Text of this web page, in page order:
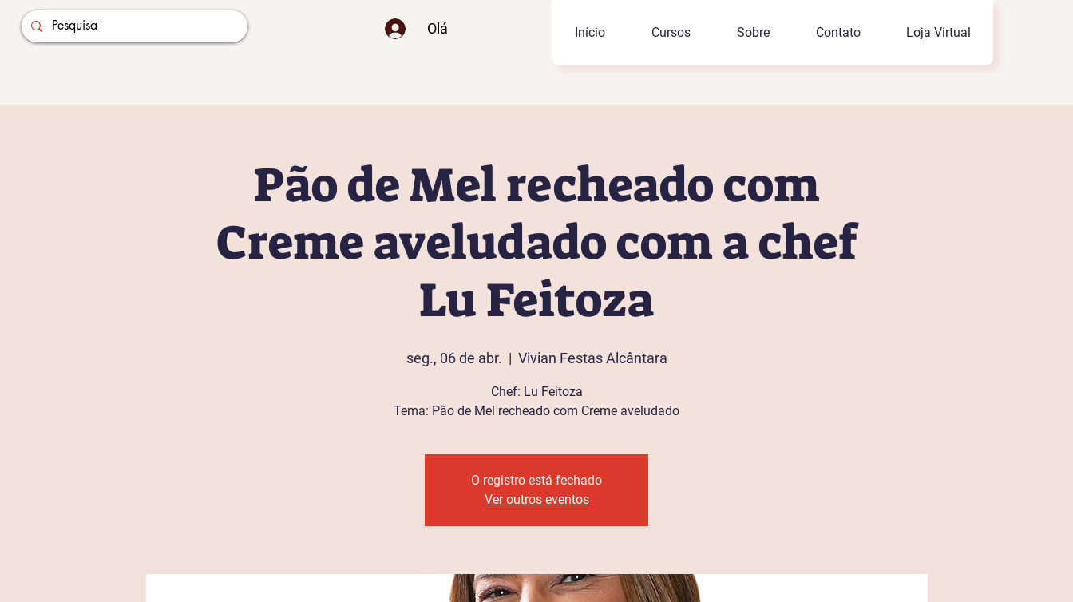
Olá Início Cursos Sobre Contato Loja Virtual
Pão de Mel recheado com
Creme aveludado com a chef
Lu Feitoza
seg., 06 de abr.
  |
Vivian Festas Alcântara
Chef: Lu Feitoza
Tema: Pão de Mel recheado com Creme aveludado
O registro está fechado
Ver outros eventos